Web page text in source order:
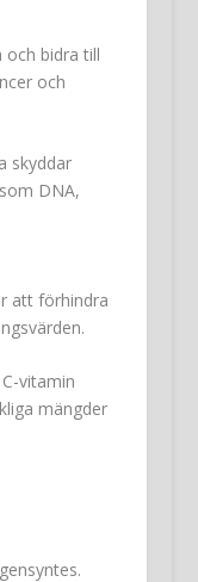
och bidra till
och
skyddar
DNA,
att förhindra
vitamin
mängder